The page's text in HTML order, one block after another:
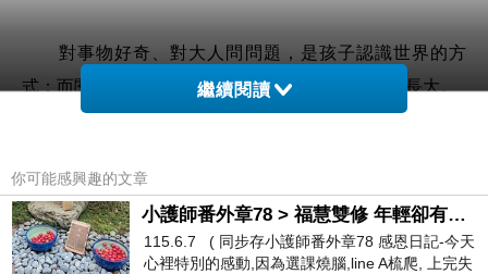
對事物好奇、對大人問問題，是孩子認識世界的方
式；而閱讀有助於開拓眼界和心境，讓孩子能好好長大。
生活相關的，透過閱讀關於這些問題的討論，能促進孩子
思考、心智獲得成長。對苦於不曉得該怎麼回答孩子提問
的家長來說，本書作者透過長年與孩子互動的智慧，提供
繼續閱讀
你可能感興趣的文章
小護師番外章78 > 福慧雙修 年輕卻有個老靈魂 ㄑ金剛經〉podcast
115.6.7 ( 同步存小護師番外章78 感恩日記-今天
心裡特別的感動,因為選課燒腦,line A梳爬, 上完失